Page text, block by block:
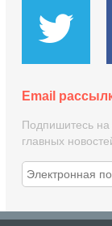
Email
Подпишитесь на
главных